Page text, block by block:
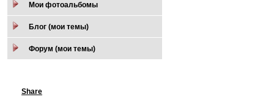
Мои фотоальбомы
Блог (мои темы)
Форум (мои темы)
Share